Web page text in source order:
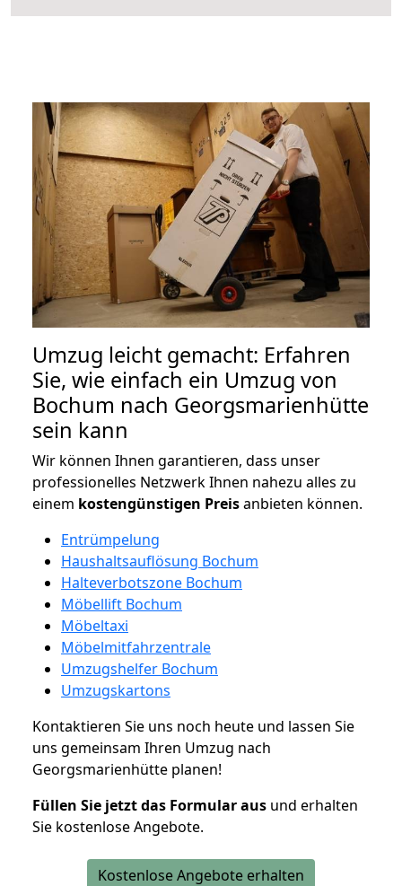
Umzug leicht gemacht: Erfahren
Sie, wie einfach ein Umzug von
Bochum nach Georgsmarienhütte
sein kann
Wir können Ihnen garantieren, dass unser
professionelles Netzwerk Ihnen nahezu alles zu
einem kostengünstigen Preisanbieten können.
Entrümpelung
Haushaltsauflösung Bochum
Halteverbotszone Bochum
Möbellift Bochum
Möbeltaxi
Möbelmitfahrzentrale
Umzugshelfer Bochum
Umzugskartons
Kontaktieren Sie uns noch heute und lassen Sie
uns gemeinsam Ihren Umzug nach
Georgsmarienhütte planen!
Füllen Sie jetzt das Formular aus und erhalten
Sie kostenlose Angebote.
Kostenlose Angebote erhalten